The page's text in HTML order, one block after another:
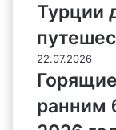
Турции
22.07.2026
ранним